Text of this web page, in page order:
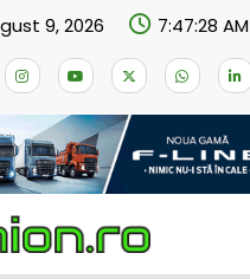
9, 2026 7:47:28 AM